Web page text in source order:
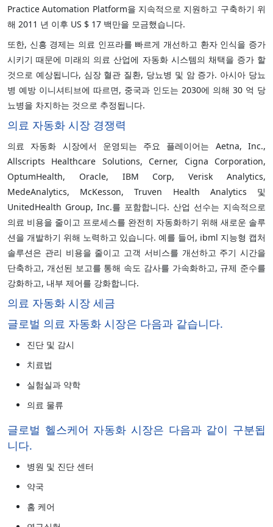
Practice Automation Platform을 지속적으로 지원하고 구축하기 위
해 2011 년 이후 US $ 17 백만을 모금했습니다.
또한, 신흥 경제는 의료 인프라를 빠르게 개선하고 환자 인식을 증가
시키기 때문에 미래의 의료 산업에 자동화 시스템의 채택을 증가 할
것으로 예상됩니다, 심장 혈관 질환, 당뇨병 및 암 증가. 아시아 당뇨
병 예방 이니셔티브에 따르면, 중국과 인도는 2030에 의해 30 억 당
뇨병을 차지하는 것으로 추정됩니다.
의료 자동화 시장 경쟁력
의료 자동화 시장에서 운영되는 주요 플레이어는 Aetna, Inc.,
Allscripts Healthcare Solutions, Cerner, Cigna Corporation,
OptumHealth, Oracle, IBM Corp, Verisk Analytics,
MedeAnalytics, McKesson, Truven Health Analytics 및
UnitedHealth Group, Inc.를 포함합니다. 산업 선수는 지속적으로
의료 비용을 줄이고 프로세스를 완전히 자동화하기 위해 새로운 솔루
션을 개발하기 위해 노력하고 있습니다. 예를 들어, ibml 지능형 캡처
솔루션은 관리 비용을 줄이고 고객 서비스를 개선하고 주기 시간을
단축하고, 개선된 보고를 통해 속도 감사를 가속화하고, 규제 준수를
강화하고, 내부 제어를 강화합니다.
의료 자동화 시장 세금
글로벌 의료 자동화 시장은 다음과 같습니다.
진단 및 감시
치료법
실험실과 약학
의료 물류
글로벌 헬스케어 자동화 시장은 다음과 같이 구분됩
니다.
병원 및 진단 센터
약국
홈 케어